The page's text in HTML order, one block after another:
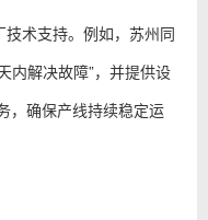
术支持。例如，苏州同
内解决故障”，并提供设
，确保产线持续稳定运